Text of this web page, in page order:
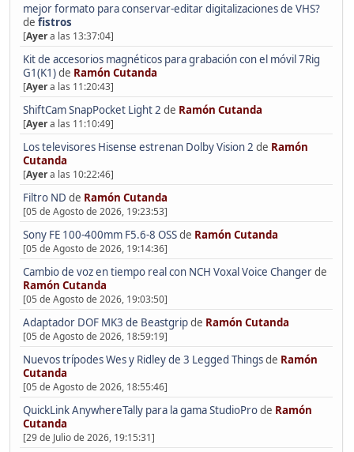
mejor formato para conservar-editar digitalizaciones de VHS?
de fistros
[Ayera las 13:37:04]
Kit de accesorios magnéticos para grabación con el móvil 7Rig
G1(K1)de Ramón Cutanda
[Ayera las 11:20:43]
ShiftCam SnapPocket Light 2 de Ramón Cutanda
[Ayera las 11:10:49]
Los televisores Hisense estrenan Dolby Vision 2 de Ramón
Cutanda
[Ayera las 10:22:46]
Filtro ND de Ramón Cutanda
[05 de Agosto de 2026, 19:23:53]
Sony FE 100-400mm F5.6-8 OSSde Ramón Cutanda
[05 de Agosto de 2026, 19:14:36]
Cambio de voz en tiempo real con NCH Voxal Voice Changerde
Ramón Cutanda
[05 de Agosto de 2026, 19:03:50]
Adaptador DOF MK3 de Beastgripde Ramón Cutanda
[05 de Agosto de 2026, 18:59:19]
Nuevos trípodes Wes y Ridley de 3 Legged Thingsde Ramón
Cutanda
[05 de Agosto de 2026, 18:55:46]
QuickLink AnywhereTally para la gama StudioProde Ramón
Cutanda
[29 de Julio de 2026, 19:15:31]